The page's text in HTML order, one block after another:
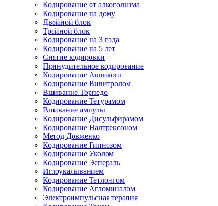
Кодирование от алкоголизма
Кодирование на дому
Двойной блок
Тройной блок
Кодирование на 3 года
Кодирование на 5 лет
Снятие кодировки
Принудительное кодирование
Кодирование Аквилонг
Кодирование Вивитролом
Вшивание Торпедо
Кодирование Тетурамом
Вшивание ампулы
Кодирование Дисульфирамом
Кодирование Налтрексоном
Метод Довженко
Кодирование Гипнозом
Кодирование Уколом
Кодирование Эспераль
Иглоукалыванием
Кодирование Тетлонгом
Кодирование Агломиналом
Электроимпульсная терапия